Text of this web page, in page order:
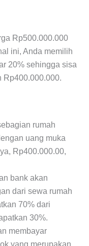
Rp500.000.000
ini, Anda memilih
20% sehingga sisa
Rp400.000.000.
rumah
uang muka
Rp400.000.00,
bank akan
dari sewa rumah
70% dari
30%.
membayar
yang merupakan